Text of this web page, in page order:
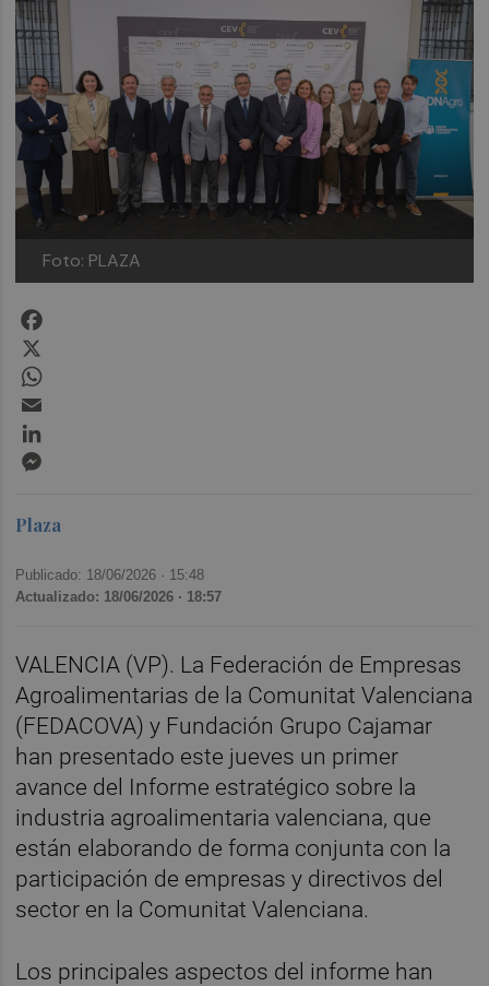
Foto: PLAZA
Plaza
Publicado: 18/06/2026 · 15:48
Actualizado: 18/06/2026 · 18:57
VALENCIA (VP). La Federación de Empresas
Agroalimentarias de la Comunitat Valenciana
(FEDACOVA) y Fundación Grupo Cajamar
han presentado este jueves un primer
avance del Informe estratégico sobre la
industria agroalimentaria valenciana, que
están elaborando de forma conjunta con la
participación de empresas y directivos del
sector en la Comunitat Valenciana.
Los principales aspectos del informe han